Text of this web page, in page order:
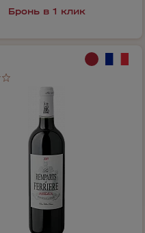
Бронь в 1 клик